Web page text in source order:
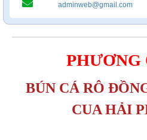
adminweb@gmail.com
PHƯƠNG
BÚN CÁ RÔ
CUA HẢI